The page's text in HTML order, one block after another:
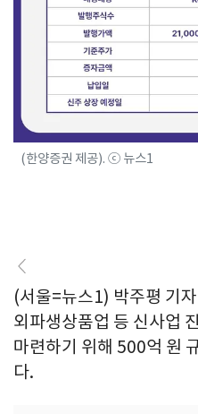
(한양증권 제공). ⓒ 뉴스1
(서울=뉴스1) 박주평 기
외파생상품업 등 신사업
마련하기 위해 500억 원
다.